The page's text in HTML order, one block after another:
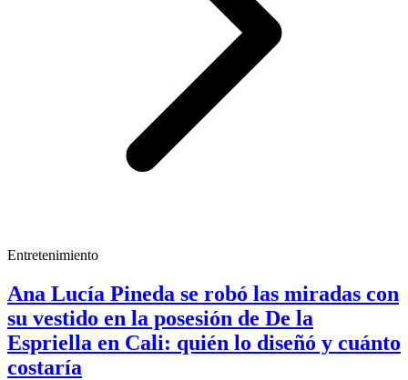
Entretenimiento
Ana Lucía Pineda se robó las miradas con
su vestido en la posesión de De la
Espriella en Cali: quién lo diseñó y cuánto
costaría